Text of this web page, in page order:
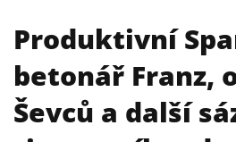
Produktivní
betonář Franz,
Ševců a další